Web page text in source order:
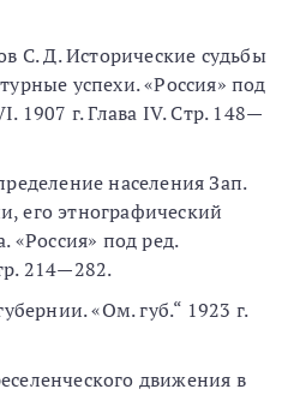
С. Д. Исторические судьбы
успехи. «Россия» под
1907 г. Глава IV. Стр. 148—
населения Зап.
его этнографический
«Россия» под ред.
214—282.
«Ом. губ.“ 1923 г.
движения в